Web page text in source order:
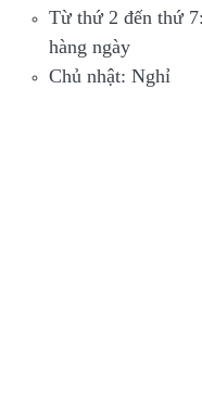
Từ thứ 2 đến thứ
hàng ngày
Chủ nhật: Nghỉ